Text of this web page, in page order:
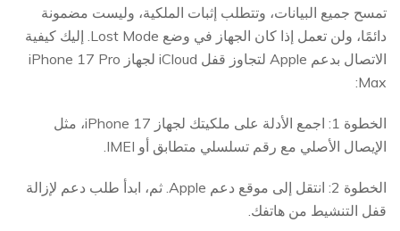
تمسح جميع البيانات، وتتطلب إثبات الملكية، وليست مضمونة
دائمًا، ولن تعمل إذا كان الجهاز في وضع Lost Mode. إليك كيفية
الاتصال بدعم Apple لتجاوز قفل iCloud لجهاز iPhone 17 Pro
Max:
الخطوة 1: اجمع الأدلة على ملكيتك لجهاز iPhone 17، مثل
الإيصال الأصلي مع رقم تسلسلي متطابق أو IMEI.
الخطوة 2: انتقل إلى موقع دعم Apple. ثم، ابدأ طلب دعم لإزالة
قفل التنشيط من هاتفك.